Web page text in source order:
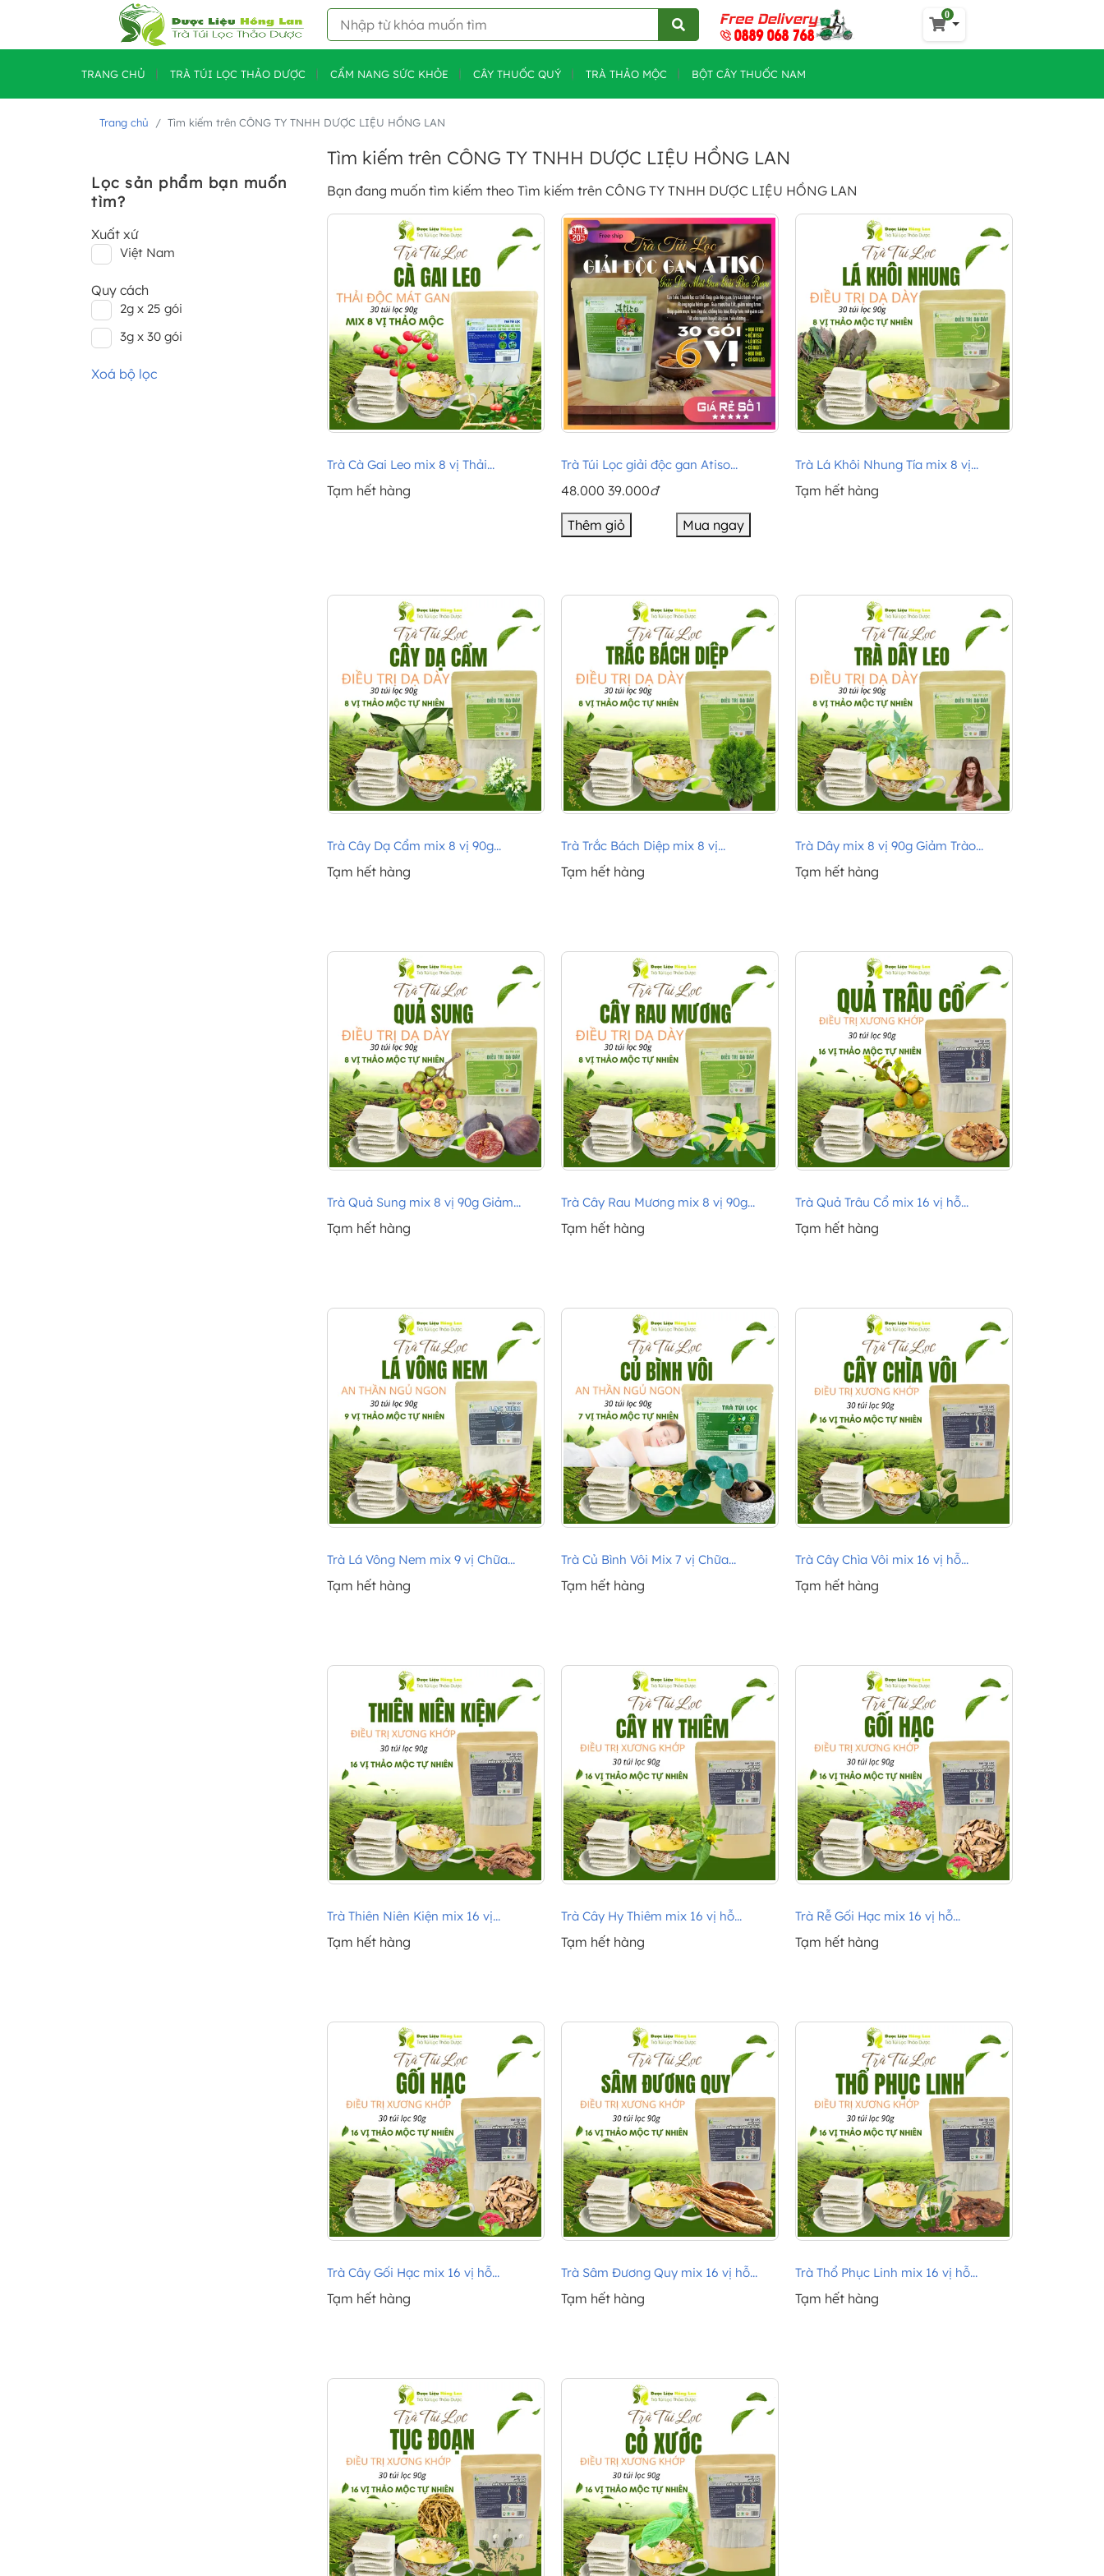
0
TRANG CHỦ TRÀ TÚI LỌC THẢO DƯỢC CẨM NANG SỨC KHỎE CÂY THUỐC QUÝ TRÀ THẢO MỘC BỘT CÂY THUỐC NAM
Trang chủ Tìm kiếm trên CÔNG TY TNHH DƯỢC LIỆU HỒNG LAN
Lọc sản phẩm bạn muốn
tìm?
Xuất xứ
Việt Nam
Quy cách
2g x 25 gói
3g x 30 gói
Xoá bộ lọc
Tìm kiếm trên CÔNG TY TNHH DƯỢC LIỆU HỒNG LAN
Bạn đang muốn tìm kiếm theo Tìm kiếm trên CÔNG TY TNHH DƯỢC LIỆU HỒNG LAN
Trà Cà Gai Leo mix 8 vị Thải...
Tạm hết hàng
Trà Túi Lọc giải độc gan Atiso...
48.000 39.000đ
Thêm giỏ Mua ngay
Trà Lá Khôi Nhung Tía mix 8 vị...
Tạm hết hàng
Trà Cây Dạ Cẩm mix 8 vị 90g...
Tạm hết hàng
Trà Trắc Bách Diệp mix 8 vị...
Tạm hết hàng
Trà Dây mix 8 vị 90g Giảm Trào...
Tạm hết hàng
Trà Quả Sung mix 8 vị 90g Giảm...
Tạm hết hàng
Trà Cây Rau Mương mix 8 vị 90g...
Tạm hết hàng
Trà Quả Trâu Cổ mix 16 vị hỗ...
Tạm hết hàng
Trà Lá Vông Nem mix 9 vị Chữa...
Tạm hết hàng
Trà Củ Bình Vôi Mix 7 vị Chữa...
Tạm hết hàng
Trà Cây Chìa Vôi mix 16 vị hỗ...
Tạm hết hàng
Trà Thiên Niên Kiện mix 16 vị...
Tạm hết hàng
Trà Cây Hy Thiêm mix 16 vị hỗ...
Tạm hết hàng
Trà Rễ Gối Hạc mix 16 vị hỗ...
Tạm hết hàng
Trà Cây Gối Hạc mix 16 vị hỗ...
Tạm hết hàng
Trà Sâm Đương Quy mix 16 vị hỗ...
Tạm hết hàng
Trà Thổ Phục Linh mix 16 vị hỗ...
Tạm hết hàng